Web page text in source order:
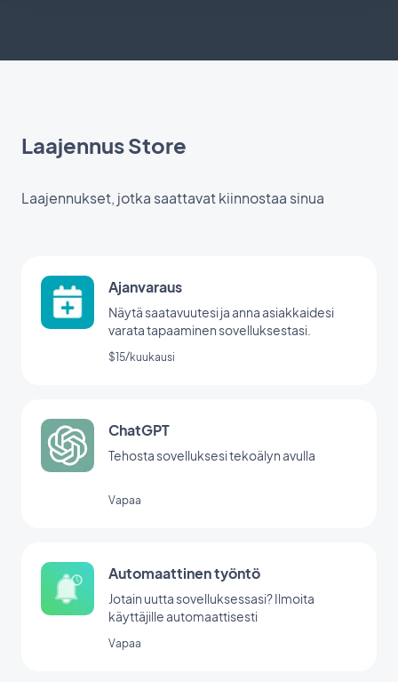
Laajennus Store
Laajennukset, jotka saattavat kiinnostaa sinua
Ajanvaraus
Näytä saatavuutesi ja anna asiakkaidesi
varata tapaaminen sovelluksestasi.
$15/kuukausi
ChatGPT
Tehosta sovelluksesi tekoälyn avulla
Vapaa
Automaattinen työntö
Jotain uutta sovelluksessasi? Ilmoita
käyttäjille automaattisesti
Vapaa